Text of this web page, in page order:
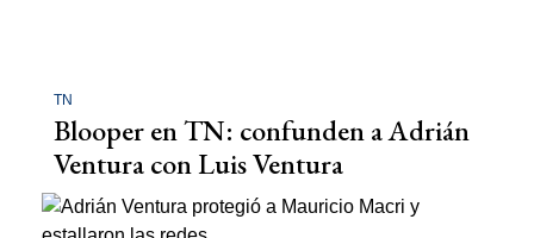
TN
Blooper en TN: confunden a Adrián
Ventura con Luis Ventura